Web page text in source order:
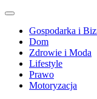
Gospodarka i
Dom
Zdrowie i Moda
Lifestyle
Prawo
Motoryzacja